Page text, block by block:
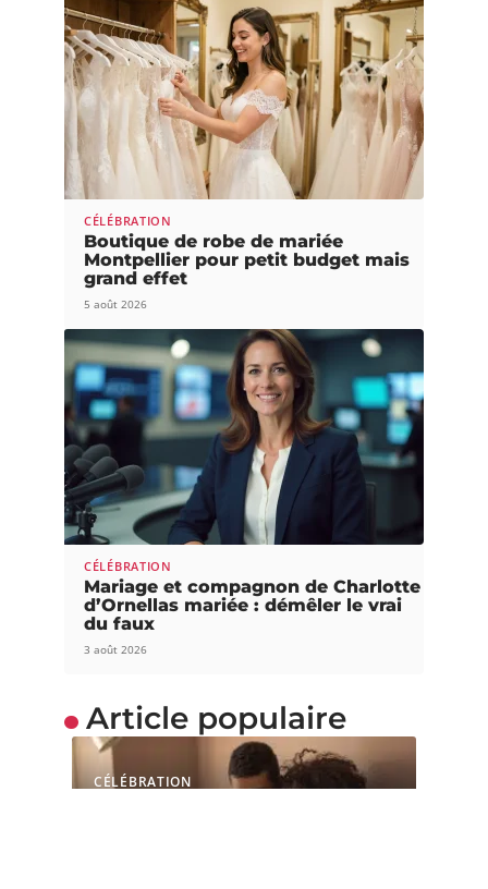
CÉLÉBRATION
Boutique de robe de mariée
Montpellier pour petit budget mais
grand effet
5 août 2026
CÉLÉBRATION
Mariage et compagnon de Charlotte
d’Ornellas mariée : démêler le vrai
du faux
3 août 2026
Article populaire
CÉLÉBRATION